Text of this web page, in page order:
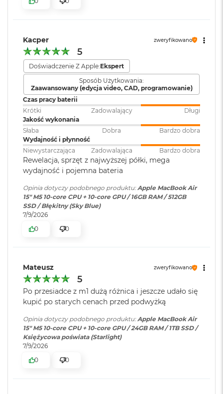
i
3
G
B
R
M
W
e
d
ł
u
g
p
o
e
m
n
o
ś
i
y
s
k
u
a
c
B
o
i
bezpieczeństwo i sprawne działanie.
KTO KOCHA IPHONE’A, POKOCHA I MACA– Mac świetnie
zdziałać cuda. Możesz skopiować coś na iPhonie i wkleić to
na Macu. Albo odebrać na Macu połączenie FaceTime i
wysłać z niego tekst przez apkę Wiadomości
Wyświetlacz
Wyświetlacz Liquid Retina
Wyświetlacz o przekątnej 15,3 cala z podświetleniem LED, w
technologii IPS1
Rozdzielczość natywna 2880 na 1864 piksele przy 224 pikselach na
Jasność 500 nitów
Kolory
Możliwość wyświetlania miliarda kolorów
Szeroka gama kolorów (P3)
Technologia True Tone
Chip
Czytnik kart
pamięci:
Karta sieciowa
bezprzewodowa
WLAN:
Wi-Fi 7 (802.11be)
Kamera
internetowa:
Kamera 12MP Center Stage z
obsługą funkcji Widok blatu
Bateria Litowo-polimerowa
Pojemność baterii
Szybkie ładowanie:
Możliwość szybkiego ładowania
Ładowanie i
rozbudowa:
Dwa porty Thunderbolt 4
(USB‑C) obsługujące:
Thunderbolt 4 (do 40 Gb/s),
USB 4 (do 40 Gb/s)
Klawiatura
Kacper zweryfikowano
5
Doświadczenie Z Apple:Ekspert
Sposób Użytkowania:
Zaawansowany (edycja video, CAD, programowanie)
Czas pracy baterii
Krótki
Zadowalający
Długi
Jakość wykonania
Słaba
Dobra
Bardzo dobra
Wydajność i płynność
Niewystarczająca
Zadowalająca Bardzo dobra
Rewelacja, sprzęt z najwyższej półki, mega
wydajność i pojemna bateria
Opinia dotyczy podobnego produktu: Apple MacBook Air
15" M5 10‑core CPU + 10‑core GPU / 16GB RAM / 512GB
SSD / Błękitny (Sky Blue)
7/9/2026
0
0
Mateusz zweryfikowano
5
Po przesiadce z m1 dużą różnica i jeszcze udało się
kupić po starych cenach przed podwyżką
Opinia dotyczy podobnego produktu:Apple MacBook Air
15" M5 10‑core CPU + 10‑core GPU / 24GB RAM / 1TB SSD /
Księżycowa poświata (Starlight)
7/9/2026
0
0